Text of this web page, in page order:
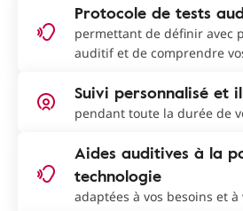
Protocole de tests
permettant de définir avec
auditif et de comprendre
Suivi personnalisé et
pendant toute la durée de
Aides auditives à la
technologie
adaptées à vos besoins et